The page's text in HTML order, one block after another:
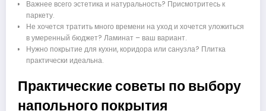
Важнее всего эстетика и натуральность? Присмотритесь к
паркету.
Не хочется тратить много времени на уход и хочется уложиться
в умеренный бюджет? Ламинат – ваш вариант.
Нужно покрытие для кухни, коридора или санузла? Плитка
практически идеальна.
Практические советы по выбору
напольного покрытия